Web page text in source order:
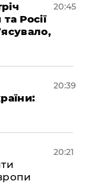
Росії
20:45
20:39
20:21